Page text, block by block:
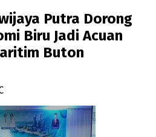
Putra Dorong
Biru Jadi Acuan
Buton